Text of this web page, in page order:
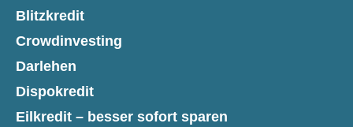
Blitzkredit
Crowdinvesting
Darlehen
Dispokredit
Eilkredit – besser sofort sparen